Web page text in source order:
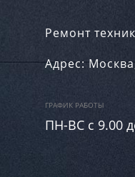
Ремонт
Адрес:Москва
ГРАФИК РАБОТЫ
ПН-ВC c 9.00